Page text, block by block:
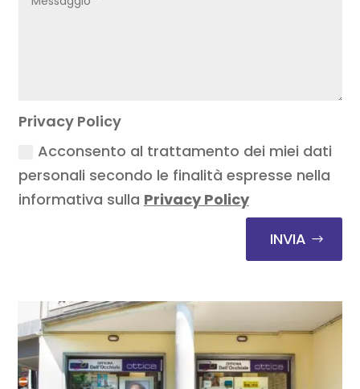
Privacy Policy
Acconsento al trattamento dei miei dati
personali secondo le finalità espresse nella
informativa sulla Privacy Policy
INVIA